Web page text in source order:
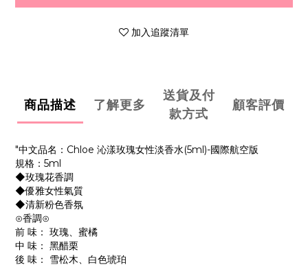
加入追蹤清單
商品描述 了解更多
送貨及付
款方式
顧客評價
"中文品名：Chloe 沁漾玫瑰女性淡香水(5ml)-國際航空版
規格：5ml
◆玫瑰花香調
◆優雅女性氣質
◆清新粉色香氛
⊙香調⊙
前 味： 玫瑰、蜜橘
中 味： 黑醋栗
後 味： 雪松木、白色琥珀